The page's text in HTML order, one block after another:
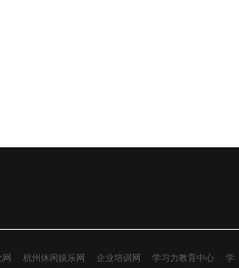
网 杭州休闲娱乐网 企业培训网 学习力教育中心 学